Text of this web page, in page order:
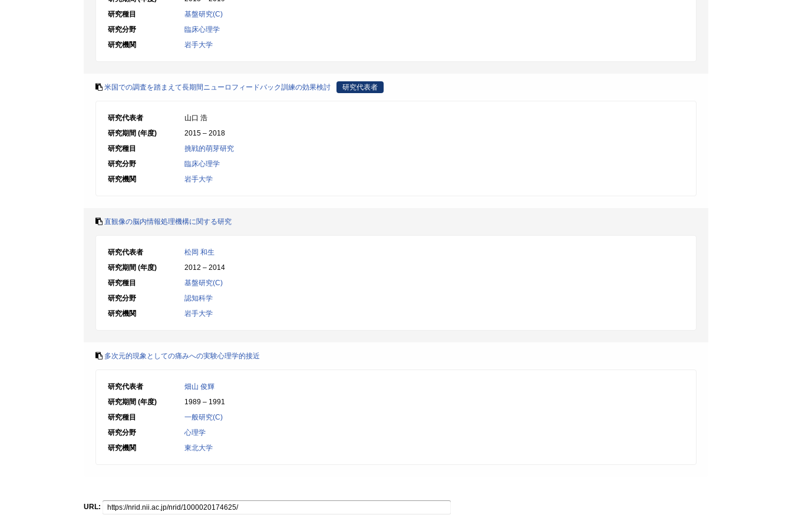
研究種目
基盤研究(C)
研究分野
臨床心理学
研究機関
岩手大学
米国での調査を踏まえて長期間ニューロフィードバック訓練の効果検討 研究代表者
研究代表者
山口 浩
研究期間 (年度)
2015 – 2018
研究種目
挑戦的萌芽研究
研究分野
臨床心理学
研究機関
岩手大学
直観像の脳内情報処理機構に関する研究
研究代表者
松岡 和生
研究期間 (年度)
2012 – 2014
研究種目
基盤研究(C)
研究分野
認知科学
研究機関
岩手大学
多次元的現象としての痛みへの実験心理学的接近
研究代表者
畑山 俊輝
研究期間 (年度)
1989 – 1991
研究種目
一般研究(C)
研究分野
心理学
研究機関
東北大学
URL: